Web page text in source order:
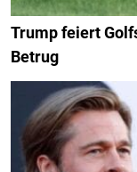
Trump feiert
Betrug